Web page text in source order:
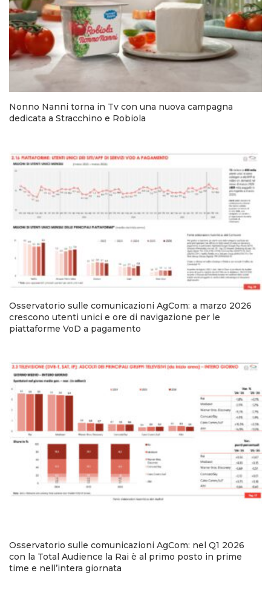
Nonno Nanni torna in Tv con una nuova campagna
dedicata a Stracchino e Robiola
Osservatorio sulle comunicazioni AgCom: a marzo 2026
crescono utenti unici e ore di navigazione per le
piattaforme VoD a pagamento
Osservatorio sulle comunicazioni AgCom: nel Q1 2026
con la Total Audience la Rai è al primo posto in prime
time e nell’intera giornata